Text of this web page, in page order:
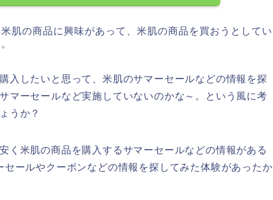
肌の商品に興味があって、米肌の商品を買おうとしてい
入したいと思って、米肌のサマーセールなどの情報を探
マーセールなど実施していないのかな～。という風に考
うか？
く米肌の商品を購入するサマーセールなどの情報がある
ールやクーポンなどの情報を探してみた体験があったか